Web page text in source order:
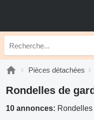
Pièces détachées
Rondelles de
10 annonces: